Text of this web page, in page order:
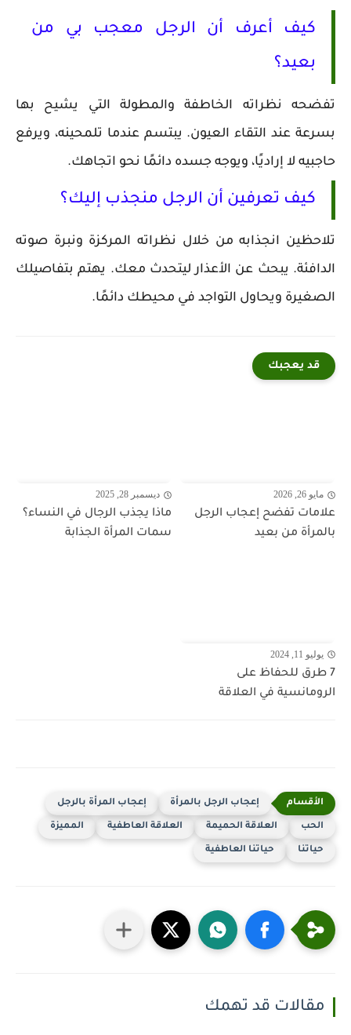
كيف أعرف أن الرجل معجب بي من
بعيد؟
تفضحه نظراته الخاطفة والمطولة التي يشيح بها
بسرعة عند التقاء العيون. يبتسم عندما تلمحينه، ويرفع
حاجبيه لا إراديًا، ويوجه جسده دائمًا نحو اتجاهك.
كيف تعرفين أن الرجل منجذب إليك؟
تلاحظين انجذابه من خلال نظراته المركزة ونبرة صوته
الدافئة. يبحث عن الأعذار ليتحدث معك. يهتم بتفاصيلك
الصغيرة ويحاول التواجد في محيطك دائمًا.
قد يعجبك
مايو 26, 2026
علامات تفضح إعجاب الرجل
بالمرأة من بعيد
ديسمبر 28, 2025
ماذا يجذب الرجال في النساء؟
سمات المرأة الجذابة
يوليو 11, 2024
7 طرق للحفاظ على
الرومانسية في العلاقة
إعجاب الرجل بالمرأة إعجاب المرأة بالرجل
الحب العلاقة الحميمة العلاقة العاطفية المميزة
حياتنا حياتنا العاطفية
مقالات قد تهمك